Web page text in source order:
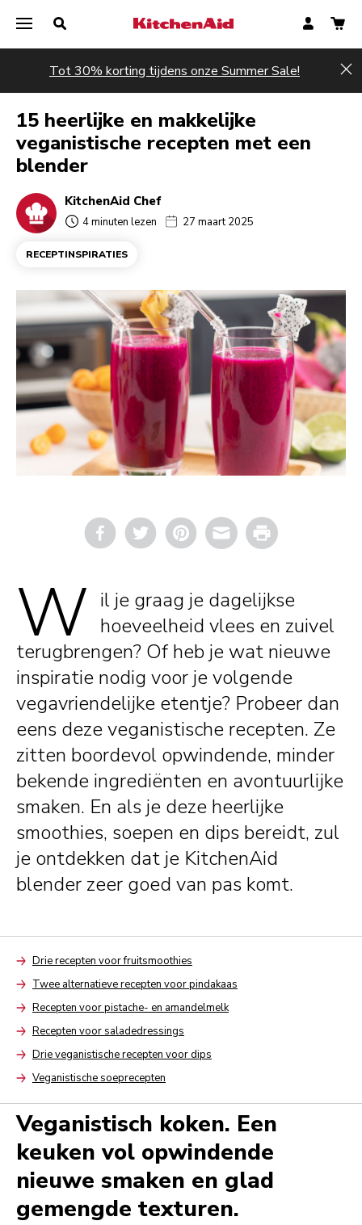
Tot 30% korting tijdens onze Summer Sale!
15 heerlijke en makkelijke
veganistische recepten met een
blender
KitchenAid Chef
4 minuten lezen 27 maart 2025
RECEPTINSPIRATIES
Email Print
W il je graag je dagelijkse
hoeveelheid vlees en zuivel
terugbrengen? Of heb je wat nieuwe
inspiratie nodig voor je volgende
vegavriendelijke etentje? Probeer dan
eens deze veganistische recepten. Ze
zitten boordevol opwindende, minder
bekende ingrediënten en avontuurlijke
smaken. En als je deze heerlijke
smoothies, soepen en dips bereidt, zul
je ontdekken dat je KitchenAid
blender zeer goed van pas komt.
ArrowDrie recepten voor fruitsmoothies
ArrowTwee alternatieve recepten voor pindakaas
ArrowRecepten voor pistache- en amandelmelk
ArrowRecepten voor saladedressings
ArrowDrie veganistische recepten voor dips
ArrowVeganistische soeprecepten
Veganistisch koken. Een
keuken vol opwindende
nieuwe smaken en glad
gemengde texturen.